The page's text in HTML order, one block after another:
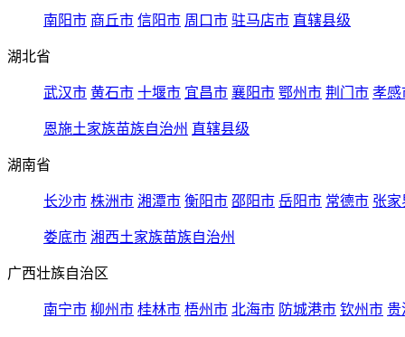
南阳市 商丘市 信阳市 周口市 驻马店市 直辖县级
湖北省
武汉市 黄石市 十堰市 宜昌市 襄阳市 鄂州市 荆门市 孝感
恩施土家族苗族自治州 直辖县级
湖南省
长沙市 株洲市 湘潭市 衡阳市 邵阳市 岳阳市 常德市 张家
娄底市 湘西土家族苗族自治州
广西壮族自治区
南宁市 柳州市 桂林市 梧州市 北海市 防城港市 钦州市 贵